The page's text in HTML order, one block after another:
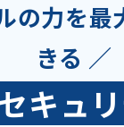
の力を最
きる ／
キュ